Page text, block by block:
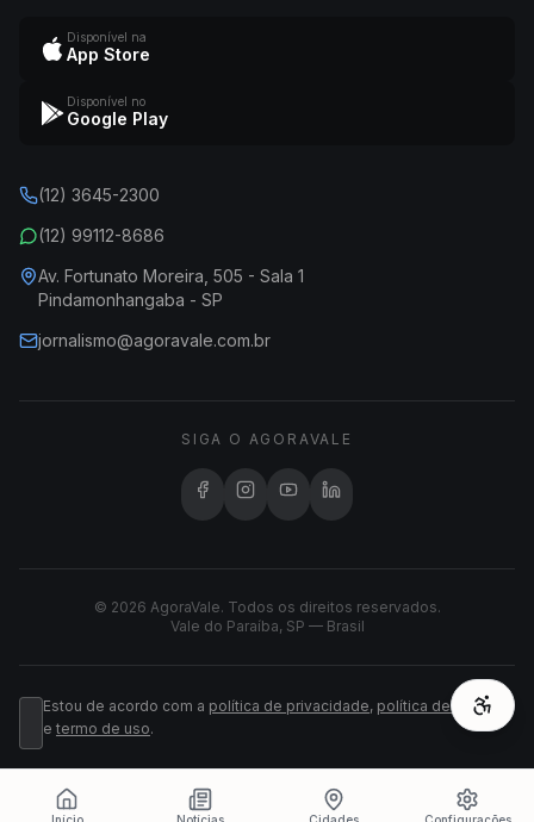
Início Notícias Cidades Configurações
Disponível na
App Store
Disponível no
Google Play
(12) 3645-2300
(12) 99112-8686
Av. Fortunato Moreira, 505 - Sala 1
Pindamonhangaba - SP
jornalismo@agoravale.com.br
SIGA O AGORAVALE
© 2026 AgoraVale. Todos os direitos reservados.
Vale do Paraíba, SP — Brasil
Estou de acordo com a política de privacidade, política de cookies
e termo de uso.